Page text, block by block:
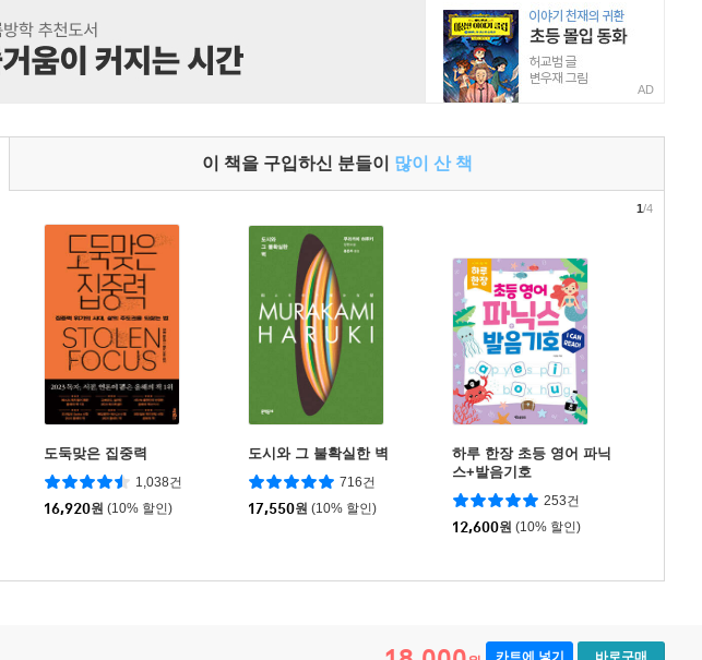
AD
이 책을 구입하신 분들이 많이 산 책
도둑맞은 집중력
1,038건
16,920원 (10% 할인)
도시와 그 불확실한 벽
716건
17,550원 (10% 할인)
하루 한장 초등 영어 파닉
스+발음기호
253건
12,600원 (10% 할인)
1/4
카트에 넣기 바로구매